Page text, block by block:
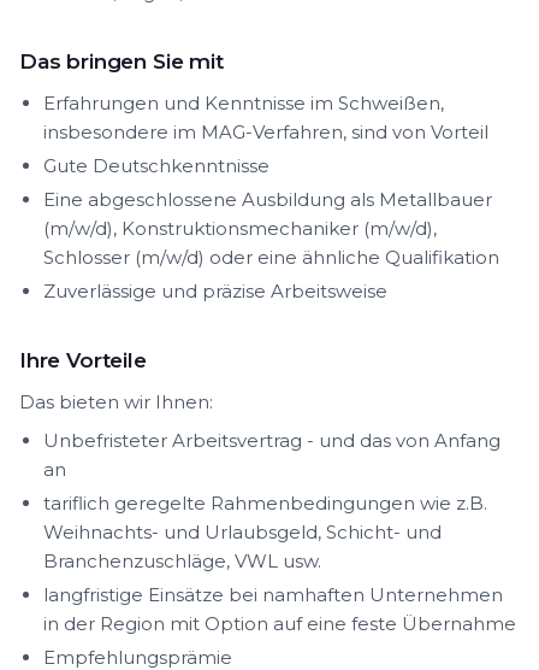
Das bringen Sie mit
Erfahrungen und Kenntnisse im Schweißen,
insbesondere im MAG-Verfahren, sind von Vorteil
Gute Deutschkenntnisse
Eine abgeschlossene Ausbildung als Metallbauer
(m/w/d), Konstruktionsmechaniker (m/w/d),
Schlosser (m/w/d) oder eine ähnliche Qualifikation
Zuverlässige und präzise Arbeitsweise
Ihre Vorteile
Das bieten wir Ihnen:
Unbefristeter Arbeitsvertrag - und das von Anfang
an
tariflich geregelte Rahmenbedingungen wie z.B.
Weihnachts- und Urlaubsgeld, Schicht- und
Branchenzuschläge, VWL usw.
langfristige Einsätze bei namhaften Unternehmen
in der Region mit Option auf eine feste Übernahme
Empfehlungsprämie